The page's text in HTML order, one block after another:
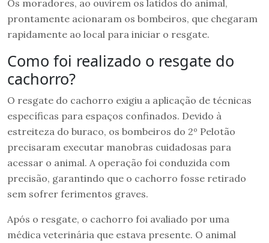
Os moradores, ao ouvirem os latidos do animal,
prontamente acionaram os bombeiros, que chegaram
rapidamente ao local para iniciar o resgate.
Como foi realizado o resgate do
cachorro?
O resgate do cachorro exigiu a aplicação de técnicas
específicas para espaços confinados. Devido à
estreiteza do buraco, os bombeiros do 2º Pelotão
precisaram executar manobras cuidadosas para
acessar o animal. A operação foi conduzida com
precisão, garantindo que o cachorro fosse retirado
sem sofrer ferimentos graves.
Após o resgate, o cachorro foi avaliado por uma
médica veterinária que estava presente. O animal